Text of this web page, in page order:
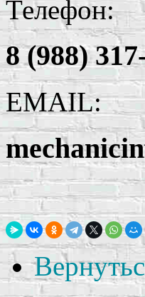
Телефон:
8 (988)
EMAIL: